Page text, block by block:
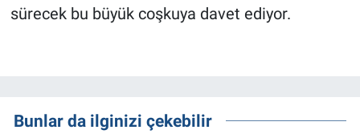
sürecek bu büyük coşkuya davet ediyor.
Bunlar da ilginizi çekebilir